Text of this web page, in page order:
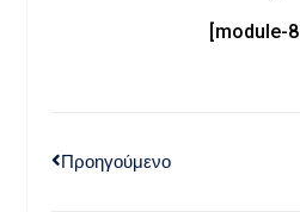
[module-
Προηγούμενο